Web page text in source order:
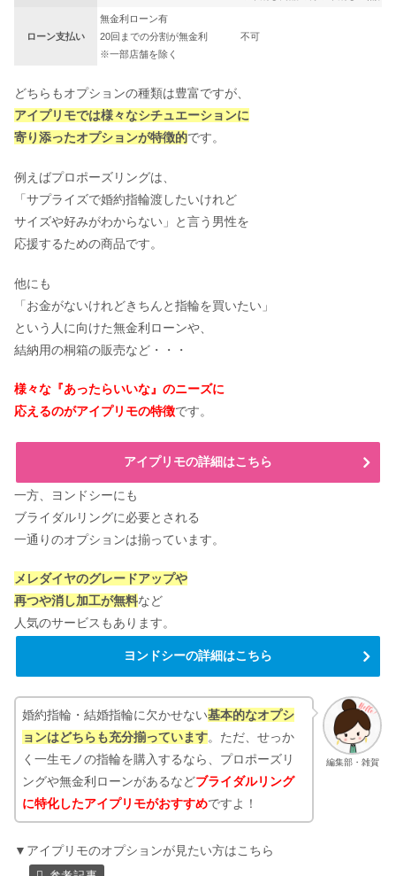
ローン支払い
無金利ローン有
20回までの分割が無金利
※一部店舗を除く
不可
どちらもオプションの種類は豊富ですが、
アイプリモでは様々なシチュエーションに
寄り添ったオプションが特徴的です。
例えばプロポーズリングは、
「サプライズで婚約指輪渡したいけれど
サイズや好みがわからない」と言う男性を
応援するための商品です。
他にも
「お金がないけれどきちんと指輪を買いたい」
という人に向けた無金利ローンや、
結納用の桐箱の販売など・・・
様々な『あったらいいな』のニーズに
応えるのがアイプリモの特徴です。
アイプリモの詳細はこちら
一方、ヨンドシーにも
ブライダルリングに必要とされる
一通りのオプションは揃っています。
メレダイヤのグレードアップや
再つや消し加工が無料など
人気のサービスもあります。
ヨンドシーの詳細はこちら
編集部・雑賀
婚約指輪・結婚指輪に欠かせない基本的なオプシ
ョンはどちらも充分揃っています。ただ、せっか
く一生モノの指輪を購入するなら、プロポーズリ
ングや無金利ローンがあるなどブライダルリング
に特化したアイプリモがおすすめですよ！
▼アイプリモのオプションが見たい方はこちら